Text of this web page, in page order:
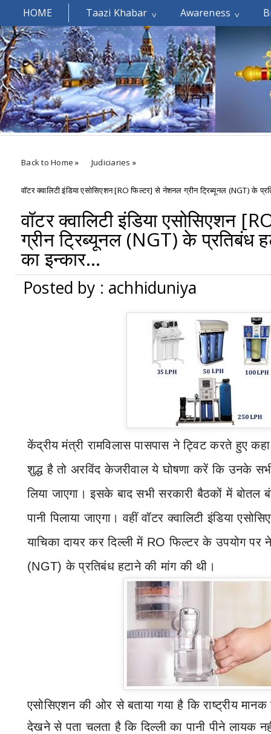
HOME Taazi Khabar Awareness
Welcomes You.....
Back to Home » Judiciaries »
वॉटर क्वालिटी इंडिया एसोसिएशन [RO फिल्टर] से नेशनल ग्रीन ट्रिब्यूनल (NGT) के
वॉटर क्वालिटी इंडिया एसोसिएशन
ग्रीन ट्रिब्यूनल (NGT) के प्रतिबंध
का इन्कार...
Posted by : achhiduniya
केंद्रीय मंत्री रामविलास पासपास ने ट्विट करते हुए
शुद्ध है तो अरविंद केजरीवाल ये घोषणा करें कि उनके
लिया जाएगा। इसके बाद सभी सरकारी बैठकों में बोतल
पानी पिलाया जाएगा। वहीं वॉटर क्वालिटी इंडिया
याचिका दायर कर दिल्ली में ROफिल्टर के उपयोग पर
(NGT)के प्रतिबंध हटाने की मांग की थी।
एसोसिएशन की ओर से बताया गया है कि राष्ट्रीय मानक
देखने से पता चलता है कि दिल्ली का पानी पीने लायक